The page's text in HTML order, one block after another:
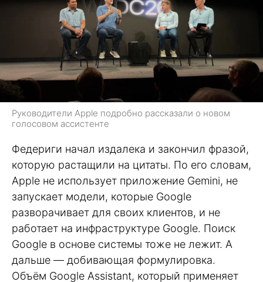
Руководители Apple подробно рассказали о новом
голосовом ассистенте
Федериги начал издалека и закончил фразой,
которую растащили на цитаты. По его словам,
Apple не использует приложение Gemini, не
запускает модели, которые Google
разворачивает для своих клиентов, и не
работает на инфраструктуре Google. Поиск
Google в основе системы тоже не лежит. А
дальше — добивающая формулировка.
Объём Google Assistant, который применяет